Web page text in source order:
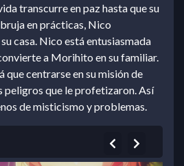
transcurre en paz hasta que su
en prácticas, Nico
casa. Nico está entusiasmada
a Morihito en su familiar.
centrarse en su misión de
peligros que le profetizaron. Así
de misticismo y problemas.
Previous